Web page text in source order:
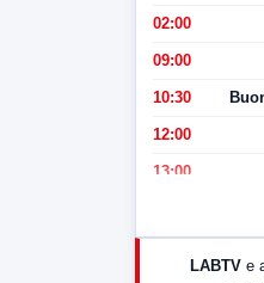
02:00
09:00
10:30
12:00
13:00
LABTV e